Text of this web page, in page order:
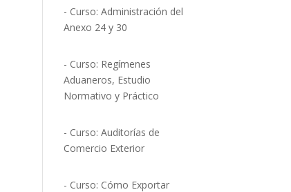
- Curso: Administración del
Anexo 24 y 30
- Curso: Regímenes
Aduaneros, Estudio
Normativo y Práctico
- Curso: Auditorías de
Comercio Exterior
- Curso: Cómo Exportar